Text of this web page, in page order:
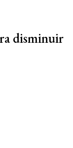
disminuir